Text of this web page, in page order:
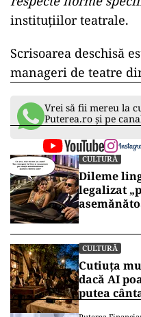
instituţiilor teatrale.
Scrisoarea deschisă
manageri de teatre
Vrei să fii mereu la
Puterea.ro și pe
CULTURĂ
Dileme
legalizat
CULTURĂ
Cutiuța
dacă AI
putea